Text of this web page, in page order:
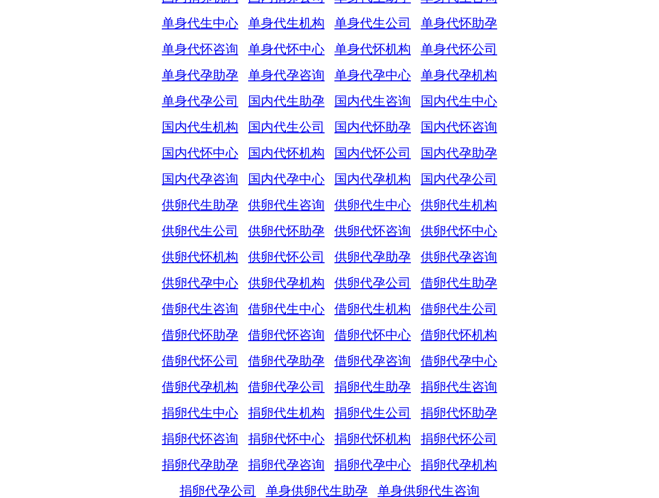
单身代生中心
单身代生机构 单身代生公司
单身代怀助孕
单身代怀咨询
单身代怀中心 单身代怀机构
单身代怀公司
单身代孕助孕
单身代孕咨询 单身代孕中心
单身代孕机构
单身代孕公司
国内代生助孕 国内代生咨询
国内代生中心
国内代生机构
国内代生公司 国内代怀助孕
国内代怀咨询
国内代怀中心
国内代怀机构 国内代怀公司
国内代孕助孕
国内代孕咨询
国内代孕中心 国内代孕机构
国内代孕公司
供卵代生助孕
供卵代生咨询 供卵代生中心
供卵代生机构
供卵代生公司
供卵代怀助孕 供卵代怀咨询
供卵代怀中心
供卵代怀机构
供卵代怀公司 供卵代孕助孕
供卵代孕咨询
供卵代孕中心
供卵代孕机构 供卵代孕公司
借卵代生助孕
借卵代生咨询
借卵代生中心 借卵代生机构
借卵代生公司
借卵代怀助孕
借卵代怀咨询 借卵代怀中心
借卵代怀机构
借卵代怀公司
借卵代孕助孕 借卵代孕咨询
借卵代孕中心
借卵代孕机构
借卵代孕公司 捐卵代生助孕
捐卵代生咨询
捐卵代生中心
捐卵代生机构 捐卵代生公司
捐卵代怀助孕
捐卵代怀咨询
捐卵代怀中心 捐卵代怀机构
捐卵代怀公司
捐卵代孕助孕
捐卵代孕咨询 捐卵代孕中心
捐卵代孕机构
捐卵代孕公司
单身供卵代生助孕
单身供卵代生咨询